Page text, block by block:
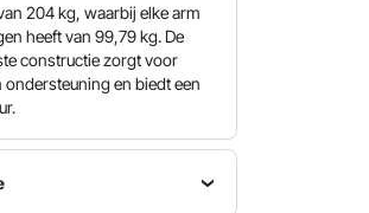
204 kg, waarbij elke arm
heeft van 99,79 kg. De
constructie zorgt voor
ondersteuning en biedt een